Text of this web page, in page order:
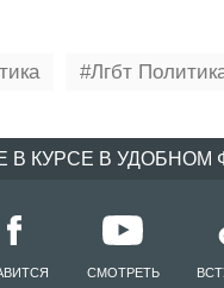
Лгбт
В КУРСЕ В УДОБНОМ
СМОТРЕТЬ